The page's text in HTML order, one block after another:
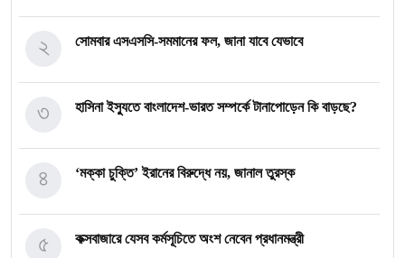
সোমবার এসএসসি-সমমানের ফল, জানা যাবে যেভাবে
২
হাসিনা ইস্যুতে বাংলাদেশ-ভারত সম্পর্কে টানাপোড়েন কি বাড়ছে?
৩
‘মক্কা চুক্তি’ ইরানের বিরুদ্ধে নয়, জানাল তুরস্ক
৪
কক্সবাজারে যেসব কর্মসূচিতে অংশ নেবেন প্রধানমন্ত্রী
৫